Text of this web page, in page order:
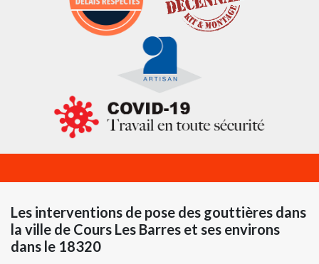
Les interventions de pose des gouttières dans
la ville de Cours Les Barres et ses environs
dans le 18320